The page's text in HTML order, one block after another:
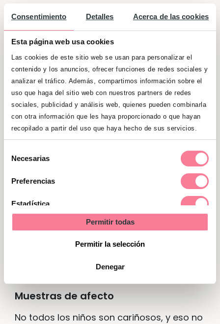
Consentimiento Detalles Acerca de las cookies
Esta página web usa cookies
Las cookies de este sitio web se usan para personalizar el
contenido y los anuncios, ofrecer funciones de redes sociales y
analizar el tráfico. Además, compartimos información sobre el
uso que haga del sitio web con nuestros partners de redes
sociales, publicidad y análisis web, quienes pueden combinarla
con otra información que les haya proporcionado o que hayan
recopilado a partir del uso que haya hecho de sus servicios.
Necesarias
Preferencias
Estadística
Permitir todas
Permitir la selección
Denegar
El entusiasmo
¿Es de los que levanta la mano o grita
“¡yo!” cuando alguien pregunta quién
quiere ir al parque? Las muestras de
entusiasmo ante cualquier actividad son
otra señal inequívoca de que el niño
disfruta con lo que hace y es feliz.
El juego con otros, la interacción, indica
que se siente cómodo en ese ambiente.
Los niños suelen tardar un tiempo en
disfrutar de la compañía de sus iguales,
pero en cuanto aprenden a socializar
suelen apreciarlo. Si ves que se lo pasa en
síntoma de que es un niño feliz.
Muestras de afecto
No todos los niños son cariñosos, y eso no